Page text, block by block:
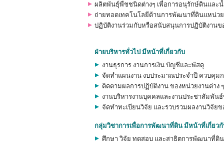
ผลิตพันธุ์พืชชนิดต่างๆ เพื่อการอนุรักษ์ดินและน้
ถ่ายทอดเทคโนโลยีด้านการพัฒนาทึ่ดินแหน่วย
ปฏิบัติงานร่วมกับหรือสนับสนุนการปฏิบัติงาน
ฝ่ายบริหารทั่วไป มีหน้าที่เกี่ยวกับ
งานธุรการ งานการเงิน บัญชีและพัสดุ
จัดทำแผนงาน งบประมาณประจำปี ควบคุม
ติดตามผลการปฏิบัติงาน ของหน่วยงานต่าง
งานบริหารงานบุคคลและงานประชาสัมพัน
จัดทำทะเบียนวิจัย และรวบรวมผลงานวิจัยข
กลุ่มวิชาการเพื่อการพัฒนาที่ดิน มีหน้าที่เกี่ยว
ศึกษา วิจัย ทดสอบ และสาธิตการพัฒนาที่ดิน